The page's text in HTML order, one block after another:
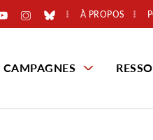
À PROPOS
CAMPAGNES